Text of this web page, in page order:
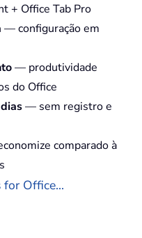
+ Office Tab Pro
— configuração em
— produtividade
do Office
— sem registro e
comparado à
Office...